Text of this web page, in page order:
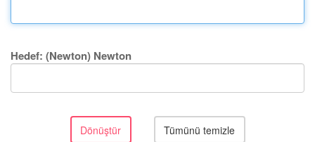
Hedef: (Newton) Newton